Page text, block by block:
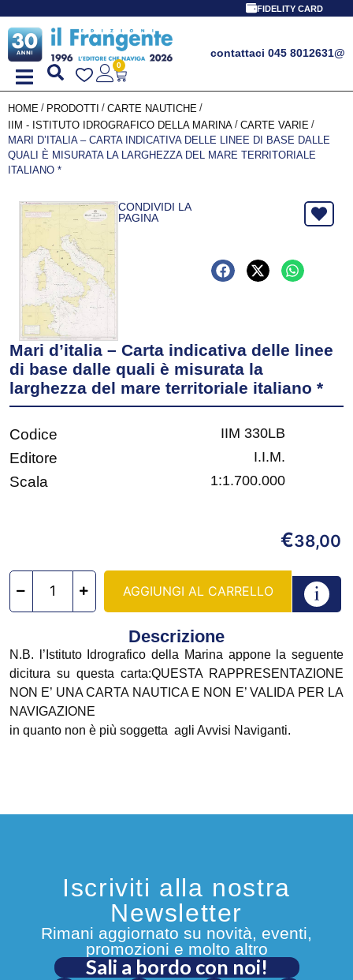
FIDELITY CARD
contattaci 045 8012631@
0
HOME / PRODOTTI / CARTE NAUTICHE /
IIM - ISTITUTO IDROGRAFICO DELLA MARINA / CARTE VARIE /
MARI D’ITALIA – CARTA INDICATIVA DELLE LINEE DI BASE DALLE
QUALI È MISURATA LA LARGHEZZA DEL MARE TERRITORIALE
ITALIANO *
CONDIVIDI LA
PAGINA
Mari d’italia – Carta indicativa delle linee
di base dalle quali è misurata la
larghezza del mare territoriale italiano *
Codice IIM 330LB
Editore I.I.M.
Scala 1:1.700.000
€38,00
AGGIUNGI AL CARRELLO
Descrizione
N.B. l’Istituto Idrografico della Marina appone la seguente
dicitura su questa carta:QUESTA RAPPRESENTAZIONE
NON E’ UNA CARTA NAUTICA E NON E’ VALIDA PER LA
NAVIGAZIONE
in quanto non è più soggetta agli Avvisi Naviganti.
Iscriviti alla nostra
Newsletter
Rimani aggiornato su novità, eventi,
promozioni e molto altro
Sali a bordo con noi!